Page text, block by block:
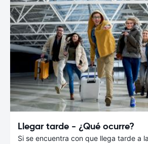
Llegar tarde - ¿Qué ocurre?
Si se encuentra con que llega tarde a